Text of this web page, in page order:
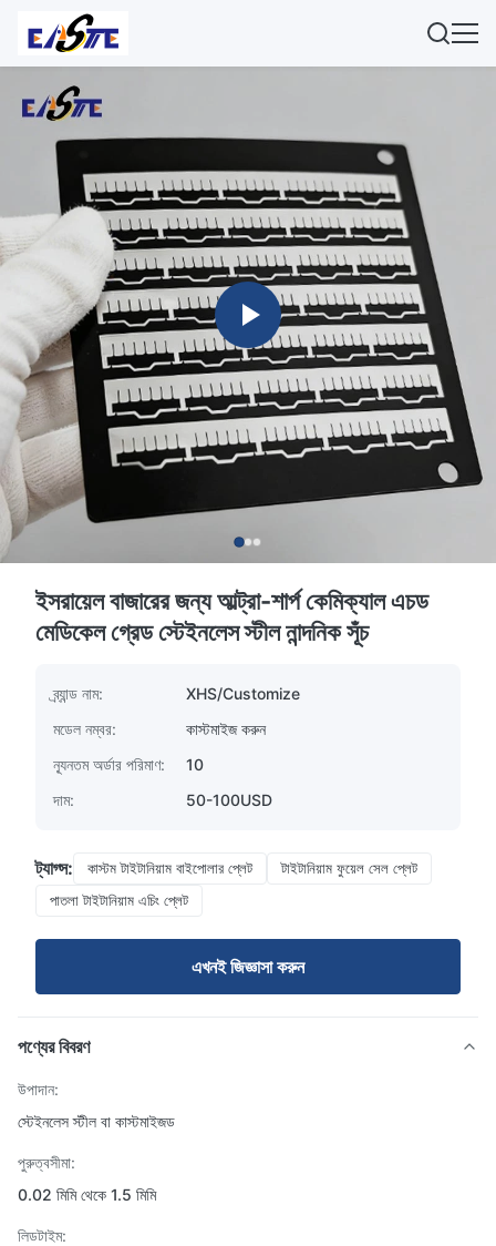
ইসরায়েল বাজারের জন্য আল্ট্রা-শার্প কেমিক্যাল এচড
মেডিকেল গ্রেড স্টেইনলেস স্টীল নান্দনিক সূঁচ
ব্র্যান্ড নাম:
XHS/Customize
মডেল নম্বর:
কাস্টমাইজ করুন
ন্যূনতম অর্ডার পরিমাণ:
10
দাম:
50-100USD
ট্যাগ্স: কাস্টম টাইটানিয়াম বাইপোলার প্লেট
টাইটানিয়াম ফুয়েল সেল প্লেট
পাতলা টাইটানিয়াম এচিং প্লেট
এখনই জিজ্ঞাসা করুন
পণ্যের বিবরণ
উপাদান:
স্টেইনলেস স্টীল বা কাস্টমাইজড
পুরুত্বসীমা:
0.02 মিমি থেকে 1.5 মিমি
লিডটাইম: